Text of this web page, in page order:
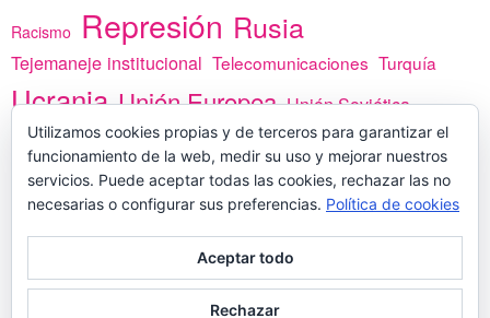
Racismo Represión Rusia
Tejemaneje institucional Telecomunicaciones Turquía
Ucrania Unión Europea Unión Soviética
vacunas Yemen África
PREGÚNTANOS
Utilizamos cookies propias y de terceros para garantizar el
funcionamiento de la web, medir su uso y mejorar nuestros
servicios. Puede aceptar todas las cookies, rechazar las no
necesarias o configurar sus preferencias. Política de cookies
Aceptar todo
Rechazar